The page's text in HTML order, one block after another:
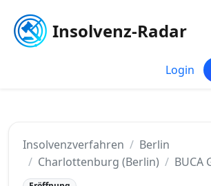
Insolvenz-Radar
Login
Insolvenzverfahren
Berlin
Charlottenburg (Berlin)
BUCA